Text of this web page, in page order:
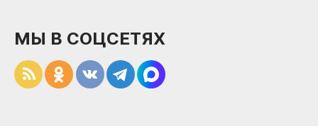
МЫ В СОЦСЕТЯХ